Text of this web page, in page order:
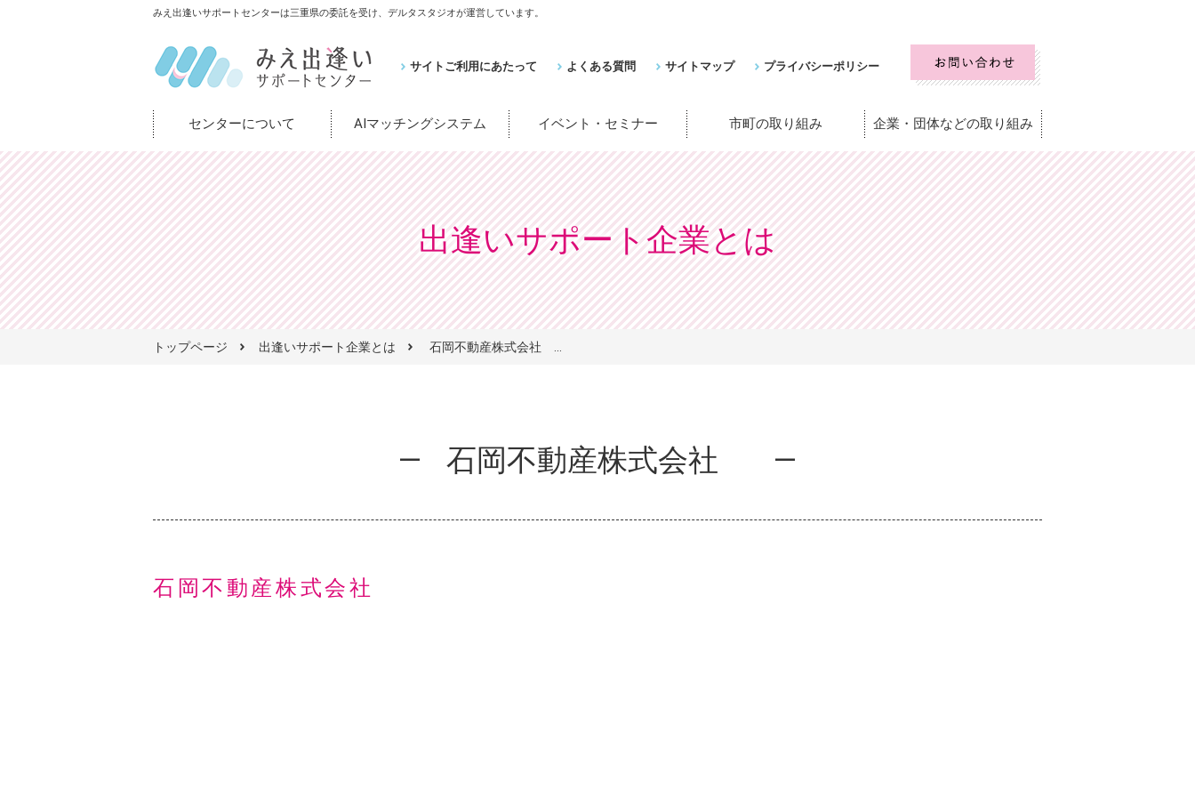
みえ出逢いサポートセンターは三重県の委託を受け、デルタスタジオが運営しています。
サイトご利用にあたって よくある質問 サイトマップ プライバシーポリシー
センターについて AIマッチングシステム イベント・セミナー 市町の取り組み 企業・団体などの取り組み
出逢いサポート企業とは
トップページ 出逢いサポート企業とは 石岡不動産株式会社 ...
石岡不動産株式会社
石岡不動産株式会社